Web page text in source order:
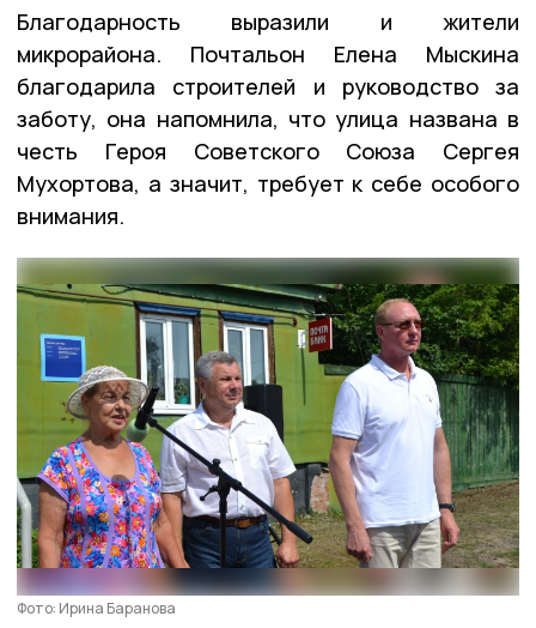
Благодарность выразили и жители
микрорайона. Почтальон Елена Мыскина
благодарила строителей и руководство за
заботу, она напомнила, что улица названа в
честь Героя Советского Союза Сергея
Мухортова, а значит, требует к себе особого
внимания.
Фото: Ирина Баранова